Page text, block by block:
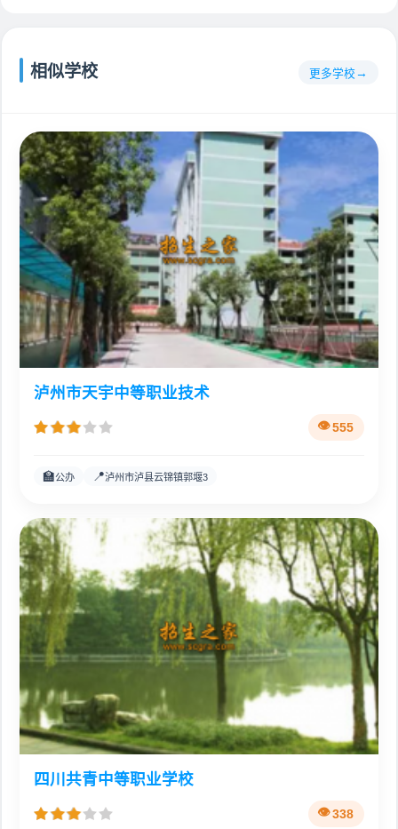
相似学校 更多学校
泸州市天宇中等职业技术
555
🏫公办 📍泸州市泸县云锦镇郭堰3
四川共青中等职业学校
338